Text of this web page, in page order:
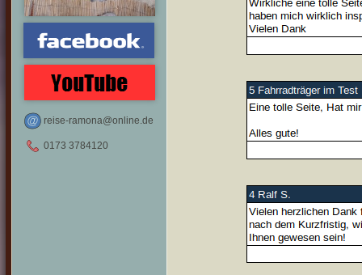
reise-ramona@online.de
0173 3784120